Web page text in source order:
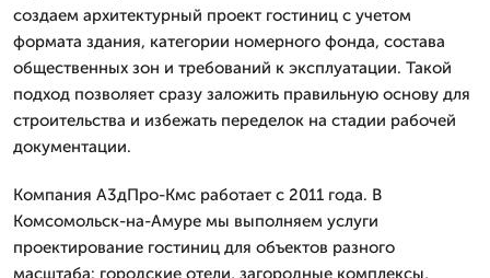
создаем архитектурный проект гостиниц с учетом
формата здания, категории номерного фонда, состава
общественных зон и требований к эксплуатации. Такой
подход позволяет сразу заложить правильную основу для
строительства и избежать переделок на стадии рабочей
документации.
Компания А3дПро-Кмс работает с 2011 года. В
Комсомольск-на-Амуре мы выполняем услуги
проектирование гостиниц для объектов разного
масштаба: городские отели, загородные комплексы,